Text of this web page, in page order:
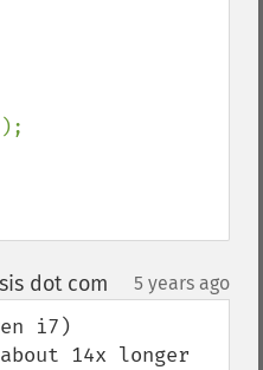
);
dot com 5 years ago
i7)
14x longer